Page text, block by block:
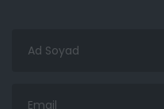
Soyad